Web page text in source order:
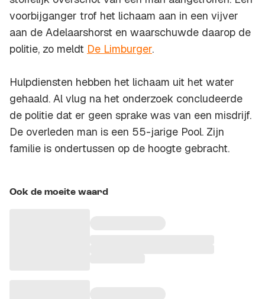
voorbijganger trof het lichaam aan in een vijver
aan de Adelaarshorst en waarschuwde daarop de
politie, zo meldt De Limburger.
Hulpdiensten hebben het lichaam uit het water
gehaald. Al vlug na het onderzoek concludeerde
de politie dat er geen sprake was van een misdrijf.
De overleden man is een 55-jarige Pool. Zijn
familie is ondertussen op de hoogte gebracht.
Ook de moeite waard